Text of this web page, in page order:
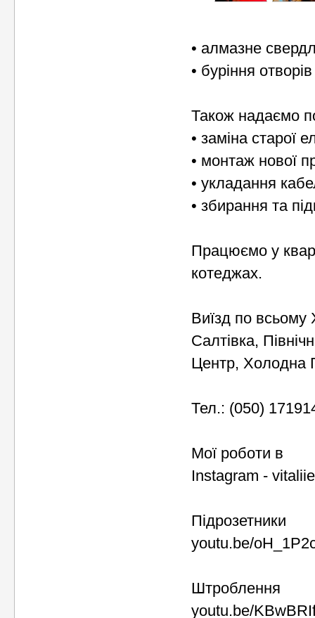
• алмазне
• буріння
Також надаємо
• заміна старої
• монтаж нової
• укладання
• збирання та
Працюємо у
котеджах.
Виїзд по всьому
Салтівка,
Центр, Холодна
Тел.: (050)
Мої роботи в
Instagram -
Підрозетники
youtu.be/
Штроблення
youtu.be/